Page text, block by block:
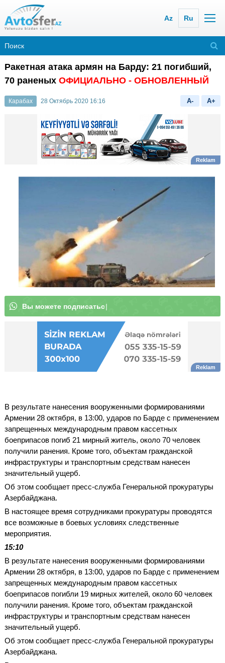
Az Ru
Ракетная атака армян на Барду: 21 погибший,
70 раненых ОФИЦИАЛЬНО - ОБНОВЛЕННЫЙ
Карабах 28 Октябрь 2020 16:16 A- A+
|
В результате нанесения вооруженными формированиями
Армении 28 октября, в 13:00, ударов по Барде с применением
запрещенных международным правом кассетных
боеприпасов погиб 21 мирный житель, около 70 человек
получили ранения. Кроме того, объектам гражданской
инфраструктуры и транспортным средствам нанесен
значительный ущерб.
Об этом сообщает пресс-служба Генеральной прокуратуры
Азербайджана.
В настоящее время сотрудниками прокуратуры проводятся
все возможные в боевых условиях следственные
мероприятия.
15:10
В результате нанесения вооруженными формированиями
Армении 28 октября, в 13:00, ударов по Барде с применением
запрещенных международным правом кассетных
боеприпасов погибли 19 мирных жителей, около 60 человек
получили ранения. Кроме того, объектам гражданской
инфраструктуры и транспортным средствам нанесен
значительный ущерб.
Об этом сообщает пресс-служба Генеральной прокуратуры
Азербайджана.